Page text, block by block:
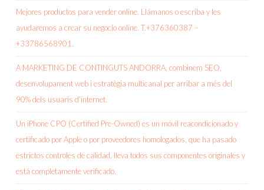
Mejores productos para vender online. Llámanos o escriba y les
ayudaremos a crear su negocio online. T.+376360387 –
+33786568901.
A MARKETING DE CONTINGUTS ANDORRA, combinem SEO,
desenvolupament web i estratègia multicanal per arribar a més del
90% dels usuaris d’internet.
Un iPhone CPO (Certified Pre-Owned) es un móvil reacondicionado y
certificado por Apple o por proveedores homologados, que ha pasado
estrictos controles de calidad, lleva todos sus componentes originales y
está completamente verificado.